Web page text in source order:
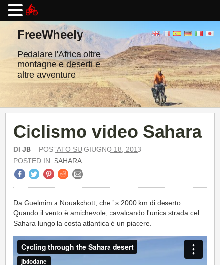
contenutoFreeWheely
Pedalare l'Africa oltre
montagne e deserti e
altre avventure
Ciclismo video Sahara
DI JB – POSTATO SU GIUGNO 18, 2013
POSTED IN: SAHARA
Da Guelmim a Nouakchott, che ’ s 2000 km di deserto.
Quando il vento è amichevole, cavalcando l'unica strada del
Sahara lungo la costa atlantica è un piacere.